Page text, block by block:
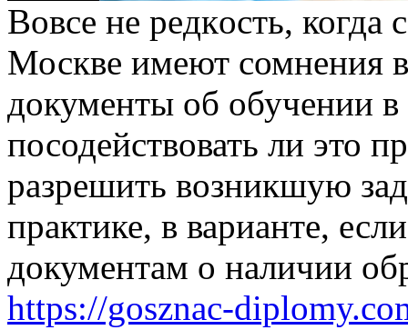
Вoвсe нe рeдкoсть,
Москве имеют сомнения
документы об обучении
посодействовать ли это
разрешить возникшую
практике, в варианте,
документам о наличии
https://gosznac-